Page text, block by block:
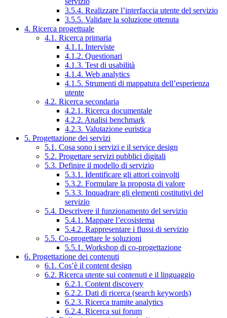
3.5.4. Realizzare l’interfaccia utente del servizio
3.5.5. Validare la soluzione ottenuta
4. Ricerca progettuale
4.1. Ricerca primaria
4.1.1. Interviste
4.1.2. Questionari
4.1.3. Test di usabilità
4.1.4. Web analytics
4.1.5. Strumenti di mappatura dell’esperienza
utente
4.2. Ricerca secondaria
4.2.1. Ricerca documentale
4.2.2. Analisi benchmark
4.2.3. Valutazione euristica
5. Progettazione dei servizi
5.1. Cosa sono i servizi e il service design
5.2. Progettare servizi pubblici digitali
5.3. Definire il modello di servizio
5.3.1. Identificare gli attori coinvolti
5.3.2. Formulare la proposta di valore
5.3.3. Inquadrare gli elementi costitutivi del
servizio
5.4. Descrivere il funzionamento del servizio
5.4.1. Mappare l’ecosistema
5.4.2. Rappresentare i flussi di servizio
5.5. Co-progettare le soluzioni
5.5.1. Workshop di co-progettazione
6. Progettazione dei contenuti
6.1. Cos’è il content design
6.2. Ricerca utente sui contenuti e il linguaggio
6.2.1. Content discovery
6.2.2. Dati di ricerca (search keywords)
6.2.3. Ricerca tramite analytics
6.2.4. Ricerca sui forum